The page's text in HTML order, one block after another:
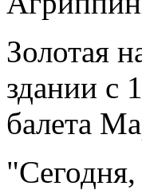
Золотая
здании с
балета